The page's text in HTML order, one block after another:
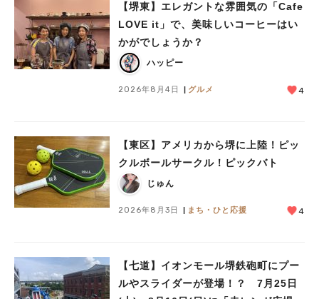
【堺東】エレガントな雰囲気の「Cafe
LOVE it」で、美味しいコーヒーはい
かがでしょうか？
ハッピー
2026年8月4日 グルメ 4
【東区】アメリカから堺に上陸！ピッ
クルボールサークル！ピックバト
じゅん
2026年8月3日 まち・ひと応援 4
【七道】イオンモール堺鉄砲町にプー
ルやスライダーが登場！？ 7月25日